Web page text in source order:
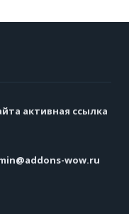
активная ссылка
wow.ru